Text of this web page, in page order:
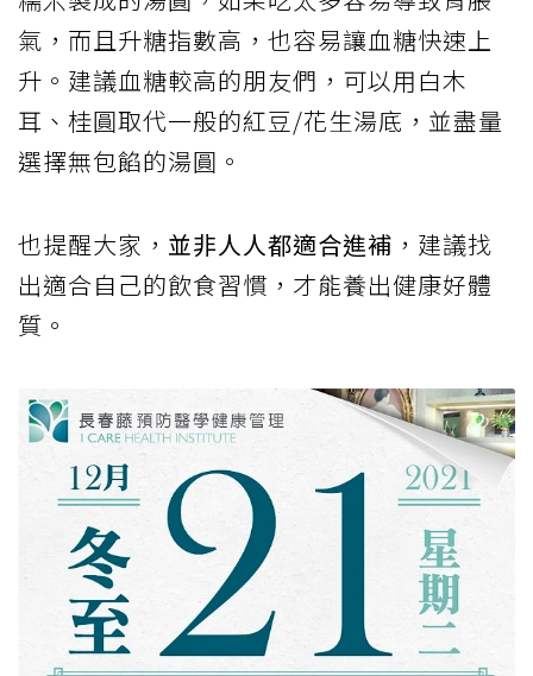
氣，而且升糖指數高，也容易讓血糖快速上
升。建議血糖較高的朋友們，可以用白木
耳、桂圓取代一般的紅豆/花生湯底，並盡量
選擇無包餡的湯圓。
也提醒大家， 並非人人都適合進補 ，建議找
出適合自己的飲食習慣，才能養出健康好體
質。